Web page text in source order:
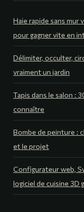
Haie rapide sans mur
pour gagner vite en
Délimiter, occulter,
vraiment un jardin
Tapis dans le salon :
connaître
Bombe de peinture :
et le projet
Configurateur web,
logiciel de cuisine 3D